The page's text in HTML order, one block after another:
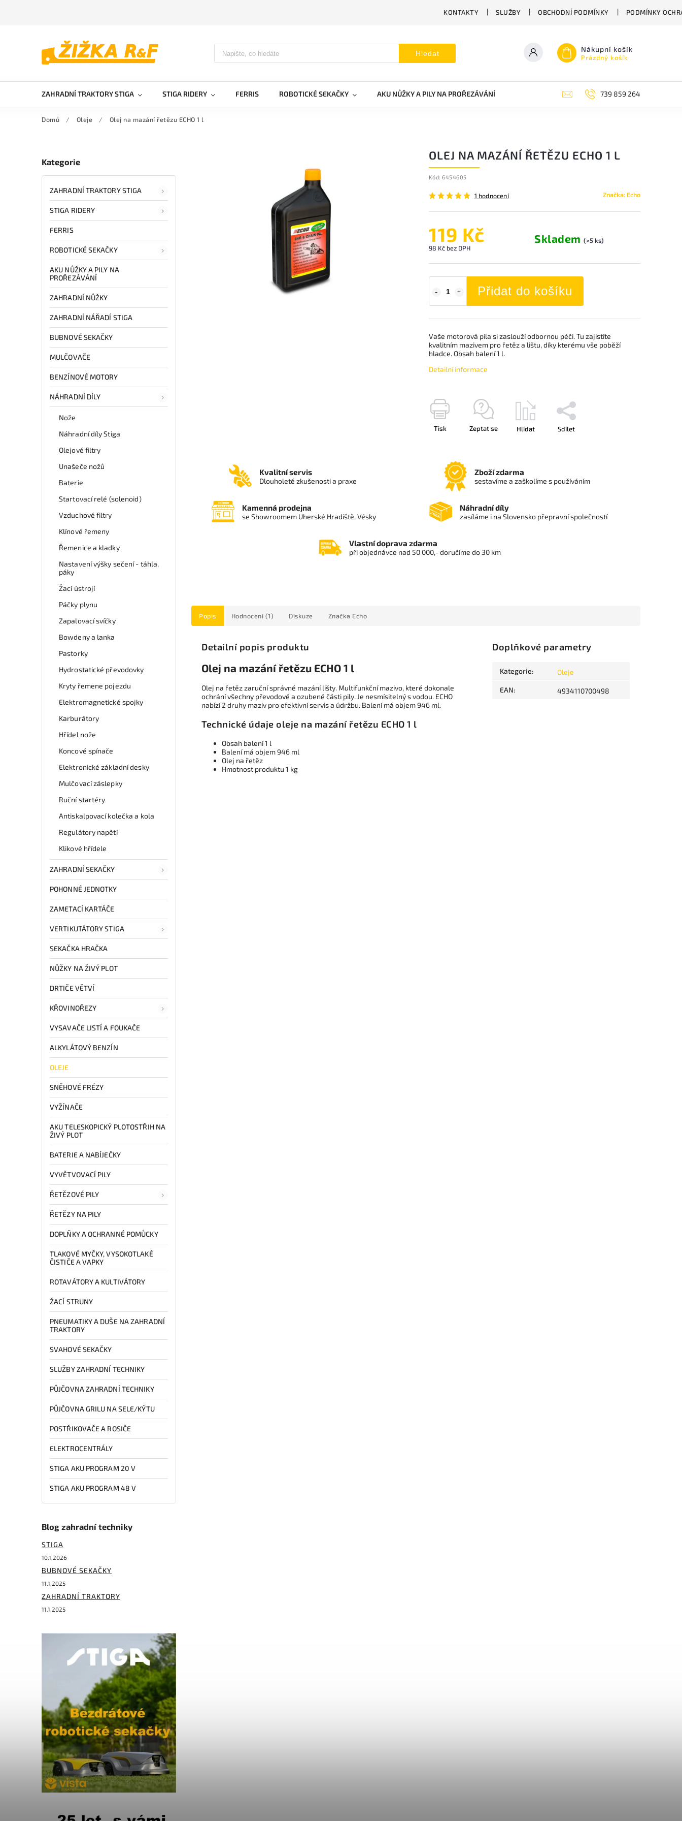
KONTAKTY SLUŽBY OBCHODNÍ PODMÍNKY PODMÍNKY
Hledat Nákupní košík
Prázdný košík
ZAHRADNÍ TRAKTORY STIGA STIGA RIDERY FERRIS ROBOTICKÉ SEKAČKY AKU NŮŽKY A PILY NA PROŘEZÁVÁNÍ ZAHRADNÍ NŮŽKY ZAHRADNÍ NÁŘADÍ STIGA
739 859 264
Domů / Oleje / Olej na mazání řetězu ECHO 1 l
Kategorie
ZAHRADNÍ TRAKTORY STIGA
STIGA RIDERY
FERRIS
ROBOTICKÉ SEKAČKY
AKU NŮŽKY A PILY NA
PROŘEZÁVÁNÍ
ZAHRADNÍ NŮŽKY
ZAHRADNÍ NÁŘADÍ STIGA
BUBNOVÉ SEKAČKY
MULČOVAČE
BENZÍNOVÉ MOTORY
NÁHRADNÍ DÍLY
Nože
Náhradní díly Stiga
Olejové filtry
Unašeče nožů
Baterie
Startovací relé (solenoid)
Vzduchové filtry
Klínové řemeny
Řemenice a kladky
Nastavení výšky sečení - táhla,
páky
Žací ústrojí
Páčky plynu
Zapalovací svíčky
Bowdeny a lanka
Pastorky
Hydrostatické převodovky
Kryty řemene pojezdu
Elektromagnetické spojky
Karburátory
Hřídel nože
Koncové spínače
Elektronické základní desky
Mulčovací záslepky
Ruční startéry
Antiskalpovací kolečka a kola
Regulátory napětí
Klikové hřídele
ZAHRADNÍ SEKAČKY
POHONNÉ JEDNOTKY
ZAMETACÍ KARTÁČE
VERTIKUTÁTORY STIGA
SEKAČKA HRAČKA
NŮŽKY NA ŽIVÝ PLOT
DRTIČE VĚTVÍ
KŘOVINOŘEZY
VYSAVAČE LISTÍ A FOUKAČE
ALKYLÁTOVÝ BENZÍN
OLEJE
SNĚHOVÉ FRÉZY
VYŽÍNAČE
AKU TELESKOPICKÝ PLOTOSTŘIH NA
ŽIVÝ PLOT
BATERIE A NABÍJEČKY
VYVĚTVOVACÍ PILY
ŘETĚZOVÉ PILY
ŘETĚZY NA PILY
DOPLŇKY A OCHRANNÉ POMŮCKY
TLAKOVÉ MYČKY, VYSOKOTLAKÉ
ČISTIČE A VAPKY
ROTAVÁTORY A KULTIVÁTORY
ŽACÍ STRUNY
PNEUMATIKY A DUŠE NA ZAHRADNÍ
TRAKTORY
SVAHOVÉ SEKAČKY
SLUŽBY ZAHRADNÍ TECHNIKY
PŮJČOVNA ZAHRADNÍ TECHNIKY
PŮJČOVNA GRILU NA SELE/KÝTU
POSTŘIKOVAČE A ROSIČE
ELEKTROCENTRÁLY
STIGA AKU PROGRAM 20 V
STIGA AKU PROGRAM 48 V
Blog zahradní techniky
STIGA
10.1.2026
BUBNOVÉ SEKAČKY
11.1.2025
ZAHRADNÍ TRAKTORY
11.1.2025
OLEJ NA MAZÁNÍ ŘETĚZU ECHO 1 L
Kód: 6454605
1 hodnocení Značka:Echo
119 Kč
98 Kč bez DPH
Skladem(>5 ks)
Přidat do košíku
Vaše motorová pila si zaslouží odbornou péči. Tu zajistíte
kvalitním mazivem pro řetěz a lištu, díky kterému vše poběží
hladce. Obsah balení 1 l.
Detailní informace
Tisk Zeptat se Hlídat Sdílet
Kvalitní servis
Dlouholeté zkušenosti a praxe
Zboží zdarma
sestavíme a zaškolíme s používáním
Kamenná prodejna
se Showroomem Uherské Hradiště, Vésky
Náhradní díly
zasíláme i na Slovensko přepravní společností
Vlastní doprava zdarma
při objednávce nad 50 000,- doručíme do 30 km
Popis Hodnocení (1) Diskuze Značka Echo
Detailní popis produktu
Olej na mazání řetězu ECHO 1 l
Olej na řetěz zaruční správné mazání lišty. Multifunkční mazivo, které dokonale
ochrání všechny převodové a ozubené části pily. Je nesmísitelný s vodou. ECHO
nabízí 2 druhy maziv pro efektivní servis a údržbu. Balení má objem 946 ml.
Technické údaje oleje na mazání řetězu ECHO 1 l
Obsah balení 1 l
Balení má objem 946 ml
Olej na řetěz
Hmotnost produktu 1 kg
Doplňkové parametry
Kategorie: Oleje
EAN: 4934110700498